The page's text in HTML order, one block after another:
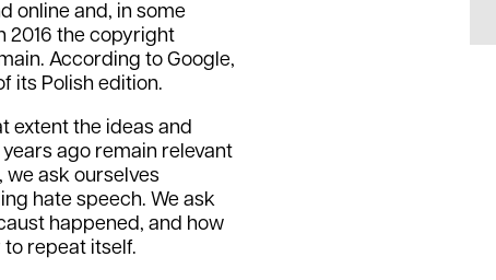
online and, in some
2016 the copyright
According to Google,
its Polish edition.
extent the ideas and
ago remain relevant
we ask ourselves
hate speech. We ask
happened, and how
repeat itself.